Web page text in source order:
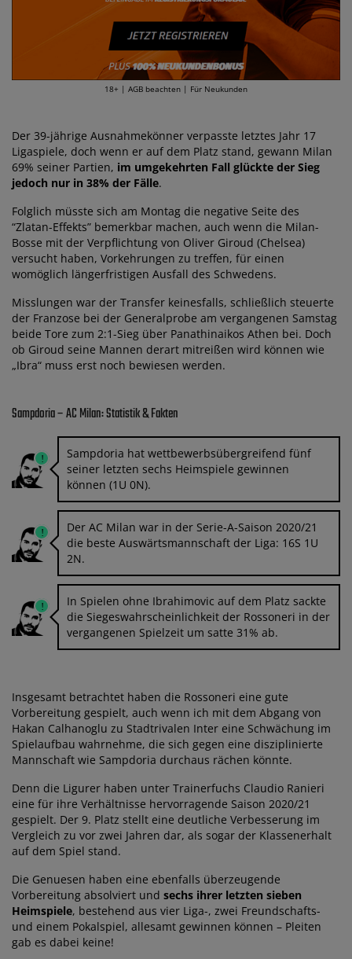
18+ | AGB beachten | Für Neukunden
Der 39-jährige Ausnahmekönner verpasste letztes Jahr 17
Ligaspiele, doch wenn er auf dem Platz stand, gewann Milan
69% seiner Partien, im umgekehrten Fall glückte der Sieg
jedoch nur in 38% der Fälle.
Folglich müsste sich am Montag die negative Seite des
“Zlatan-Effekts” bemerkbar machen, auch wenn die Milan-
Bosse mit der Verpflichtung von Oliver Giroud (Chelsea)
versucht haben, Vorkehrungen zu treffen, für einen
womöglich längerfristigen Ausfall des Schwedens.
Misslungen war der Transfer keinesfalls, schließlich steuerte
der Franzose bei der Generalprobe am vergangenen Samstag
beide Tore zum 2:1-Sieg über Panathinaikos Athen bei. Doch
ob Giroud seine Mannen derart mitreißen wird können wie
„Ibra“ muss erst noch bewiesen werden.
Sampdoria – AC Milan: Statistik & Fakten
Sampdoria hat wettbewerbsübergreifend fünf
seiner letzten sechs Heimspiele gewinnen
können (1U 0N).
Der AC Milan war in der Serie-A-Saison 2020/21
die beste Auswärtsmannschaft der Liga: 16S 1U
2N.
In Spielen ohne Ibrahimovic auf dem Platz sackte
die Siegeswahrscheinlichkeit der Rossoneri in der
vergangenen Spielzeit um satte 31% ab.
Insgesamt betrachtet haben die Rossoneri eine gute
Vorbereitung gespielt, auch wenn ich mit dem Abgang von
Hakan Calhanoglu zu Stadtrivalen Inter eine Schwächung im
Spielaufbau wahrnehme, die sich gegen eine disziplinierte
Mannschaft wie Sampdoria durchaus rächen könnte.
Denn die Ligurer haben unter Trainerfuchs Claudio Ranieri
eine für ihre Verhältnisse hervorragende Saison 2020/21
gespielt. Der 9. Platz stellt eine deutliche Verbesserung im
Vergleich zu vor zwei Jahren dar, als sogar der Klassenerhalt
auf dem Spiel stand.
Die Genuesen haben eine ebenfalls überzeugende
Vorbereitung absolviert und sechs ihrer letzten sieben
Heimspiele, bestehend aus vier Liga-, zwei Freundschafts-
und einem Pokalspiel, allesamt gewinnen können – Pleiten
gab es dabei keine!